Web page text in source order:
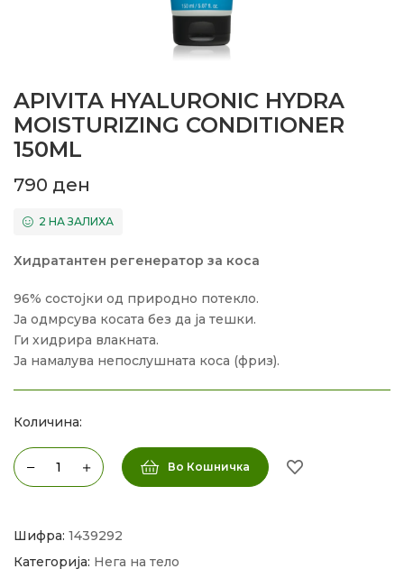
APIVITA HYALURONIC HYDRA
MOISTURIZING CONDITIONER
150ML
790 ден
2 НА ЗАЛИХА
Хидратантен регенератор за коса
96% состојки од природно потекло.
Ја одмрсува косата без да ја тешки.
Ги хидрира влакната.
Ја намалува непослушната коса (фриз).
Количина:
Во Кошничка
Шифра: 1439292
Категорија: Нега на тело